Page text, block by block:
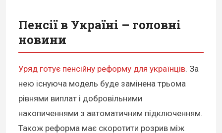
Пенсії в Україні – головні
новини
Уряд готує пенсійну реформу для українців. За
нею існуюча модель буде замінена трьома
рівнями виплат і добровільними
накопиченнями з автоматичним підключенням.
Також реформа має скоротити розрив між